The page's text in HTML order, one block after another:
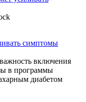
симптомы
включения
в программы
диабетом